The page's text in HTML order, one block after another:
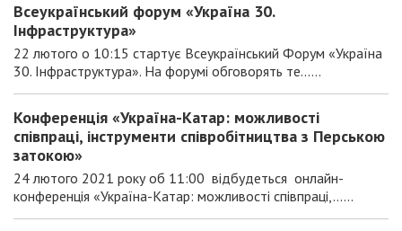
Всеукраїнський форум «Україна 30.
Інфраструктура»
22 лютого о 10:15 стартує Всеукраїнський Форум «Україна
30. Інфраструктура». На форумі обговорять те......
Конференція «Україна-Катар: можливості
співпраці, інструменти співробітництва з Перською
затокою»
24 лютого 2021 року об 11:00 відбудеться онлайн-
конференція «Україна-Катар: можливості співпраці,......